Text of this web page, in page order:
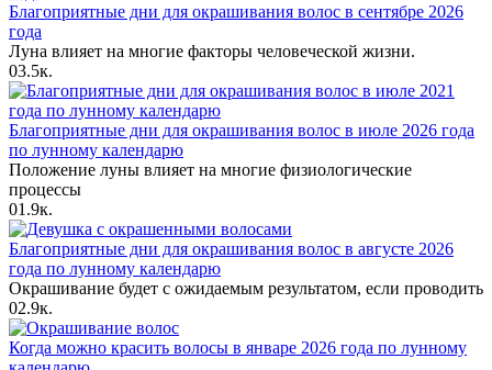
Благоприятные дни для окрашивания волос в сентябре 2026
года
Луна влияет на многие факторы человеческой жизни.
03.5к.
Благоприятные дни для окрашивания волос в июле 2026 года
по лунному календарю
Положение луны влияет на многие физиологические
процессы
01.9к.
Благоприятные дни для окрашивания волос в августе 2026
года по лунному календарю
Окрашивание будет с ожидаемым результатом, если проводить
02.9к.
Когда можно красить волосы в январе 2026 года по лунному